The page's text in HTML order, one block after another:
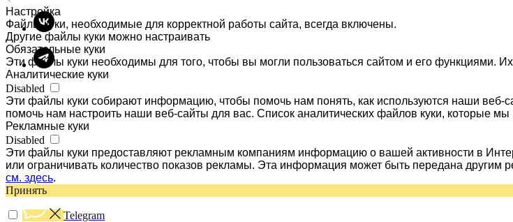
Настройка
Файлы куки, необходимые для корректной работы сайта, всегда включены.
Другие файлы куки можно настраивать
Обязательные куки
Эти файлы куки необходимы для того, чтобы вы могли пользоваться сайтом и его функциями. Их
Аналитические куки
Disabled
Эти файлы куки собирают информацию, чтобы помочь нам понять, как используются наши
помочь нам настроить наши веб-сайты для вас. Список аналитических файлов куки, которые мы
Рекламные куки
Disabled
Эти файлы куки предоставляют рекламным компаниям информацию о вашей активности в
или ограничивать количество показов рекламы. Эта информация может быть передана
см. здесь.
Принять
Telegram